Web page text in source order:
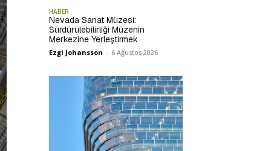
HABER
Nevada Sanat Müzesi:
Sürdürülebilirliği Müzenin
Merkezine Yerleştirmek
Ezgi Johansson - 6 Ağustos 2026